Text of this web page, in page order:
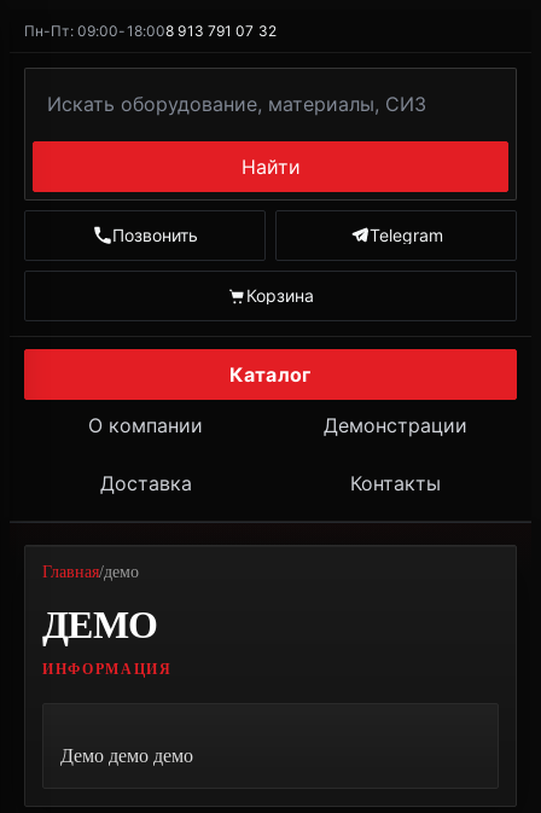
Пн-Пт: 09:00-18:008 913 791 07 32
Найти
Позвонить Telegram
Корзина
Каталог
О компании Демонстрации
Доставка Контакты
Главная/демо
ДЕМО
ИНФОРМАЦИЯ
Демо демо демо